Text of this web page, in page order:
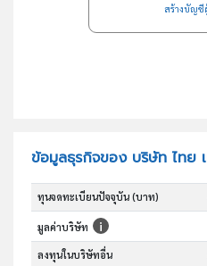
สร้างบัญชี
ข้อมูลธุรกิจของ บริษัท ไทย
ทุนจดทะเบียนปัจจุบัน (บาท)
มูลค่าบริษัท
ลงทุนในบริษัทอื่น